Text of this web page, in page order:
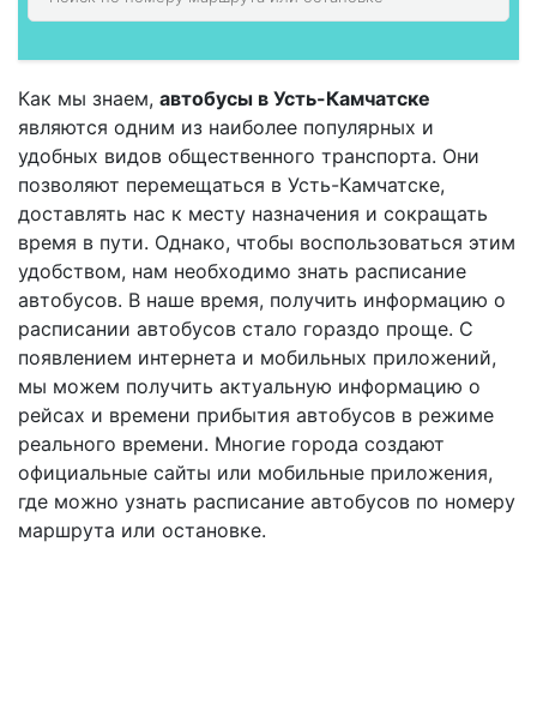
Как мы знаем, автобусы в Усть-Камчатске
являются одним из наиболее популярных и
удобных видов общественного транспорта. Они
позволяют перемещаться в Усть-Камчатске,
доставлять нас к месту назначения и сокращать
время в пути. Однако, чтобы воспользоваться этим
удобством, нам необходимо знать расписание
автобусов. В наше время, получить информацию о
расписании автобусов стало гораздо проще. С
появлением интернета и мобильных приложений,
мы можем получить актуальную информацию о
рейсах и времени прибытия автобусов в режиме
реального времени. Многие города создают
официальные сайты или мобильные приложения,
где можно узнать расписание автобусов по номеру
маршрута или остановке.